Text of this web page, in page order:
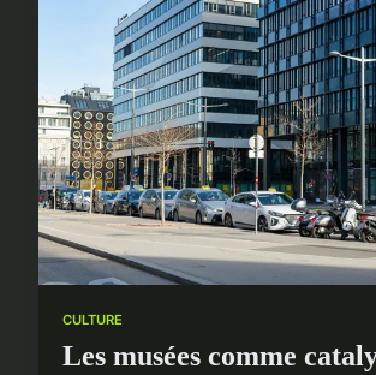
CULTURE
Les musées comme